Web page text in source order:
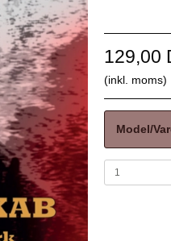
129,00
(inkl. moms)
Model/